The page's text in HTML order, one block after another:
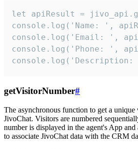
let apiResult =
console.log('Name: ',
console.log('Email: ',
console.log('Phone: ',
getVisitorNumber#
The asynchronous function to get a
JivoChat. Visitors are numbered
number is displayed in the agent's App and
to associate JivoChat data with the CRM